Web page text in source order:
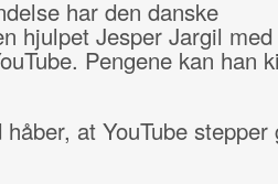
har den danske
hjulpet Jesper Jargil
Pengene kan han
at YouTube stepper